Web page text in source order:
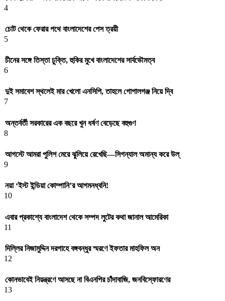
4
চোট থেকে ফেরার পথে বাংলাদেশের পেস ত্রয়ী
5
চীনের সঙ্গে তিস্তা চুক্তি, হুকির মুখে বাংলাদেশের সার্বভৌমত্ব
6
দুই সমাবেশ স্থলেই মার খেলো এনসিপি, তাহলে গোপালগঞ্জ নিয়ে দ্বি
7
অন্তর্বর্তী সরকারের এক বছরে খুন ধর্ষণ বেড়েছে বহুগুণ
8
আগস্টে আমরা পুলিশ মেরে ঝুলিয়ে রেখেছি—সিগন্যাল অমান্য করে উল্
9
নয়া ‘ইস্ট ইন্ডিয়া কোম্পানি’র আগমনধ্বনি!
10
এবার প্রকাশ্যে বাংলাদেশ থেকে সম্পদ লুটের কথা জানাল আমেরিকা
11
দিল্লির নিজামুদ্দিন দরগাহে বঙ্গবন্ধুর স্মরণে ইফতার মাহফিল অন
12
কোনভাবেই নিয়ন্ত্রণে আসছে না বিএনপির চাঁদাবাজি, জনবিস্ফোরণের
13